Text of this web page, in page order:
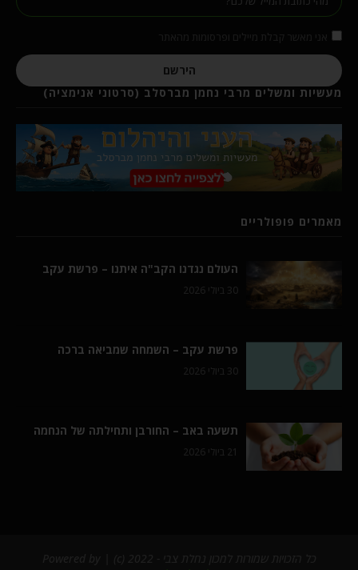
הירשם
מעשיות ומשלים מרבי נחמן מברסלב (סרטוני אנימציה)
מאמרים פופולריים
העולם נגדנו הקב"ה איתנו – פרשת עקב
30 ביולי 2026
פרשת עקב – השמחה שמביאה ברכה
30 ביולי 2026
תשעה באב – החורבן ותחילתה של הנחמה
21 ביולי 2026